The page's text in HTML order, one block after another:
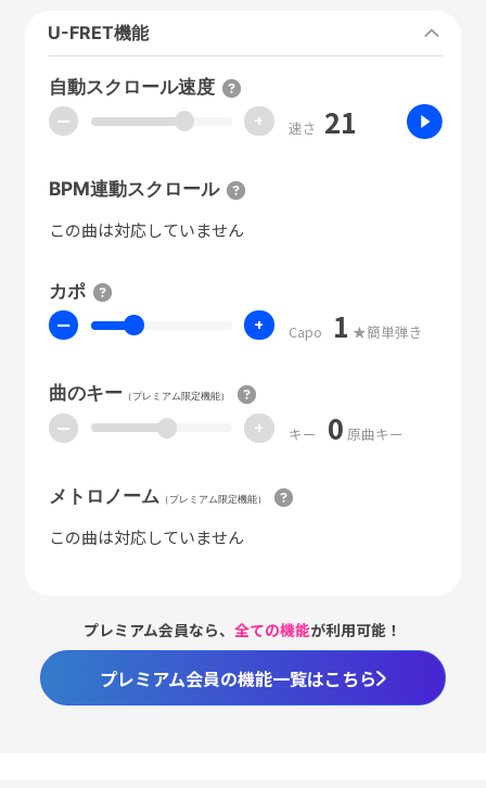
U-FRET機能
自動スクロール速度
ー + 速さ 21
BPM連動スクロール
この曲は対応していません
カポ
ー + Capo 1 ★簡単弾き
曲のキー（プレミアム限定機能）
ー + キー 0 原曲キー
メトロノーム （プレミアム限定機能）
この曲は対応していません
プレミアム会員なら、全ての機能が利用可能！
プレミアム会員の機能一覧はこちら